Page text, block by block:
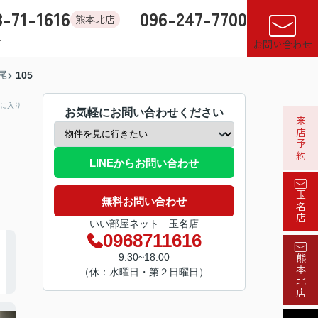
71-1616 熊本北店 096-247-7700
お問い合わせ
105
入り
お気軽にお問い合わせください
LINEからお問い合わせ
無料お問い合わせ
いい部屋ネット 玉名店
0968711616
9:30~18:00
（休：水曜日・第２日曜日）
来店予約
玉名店
熊本北店